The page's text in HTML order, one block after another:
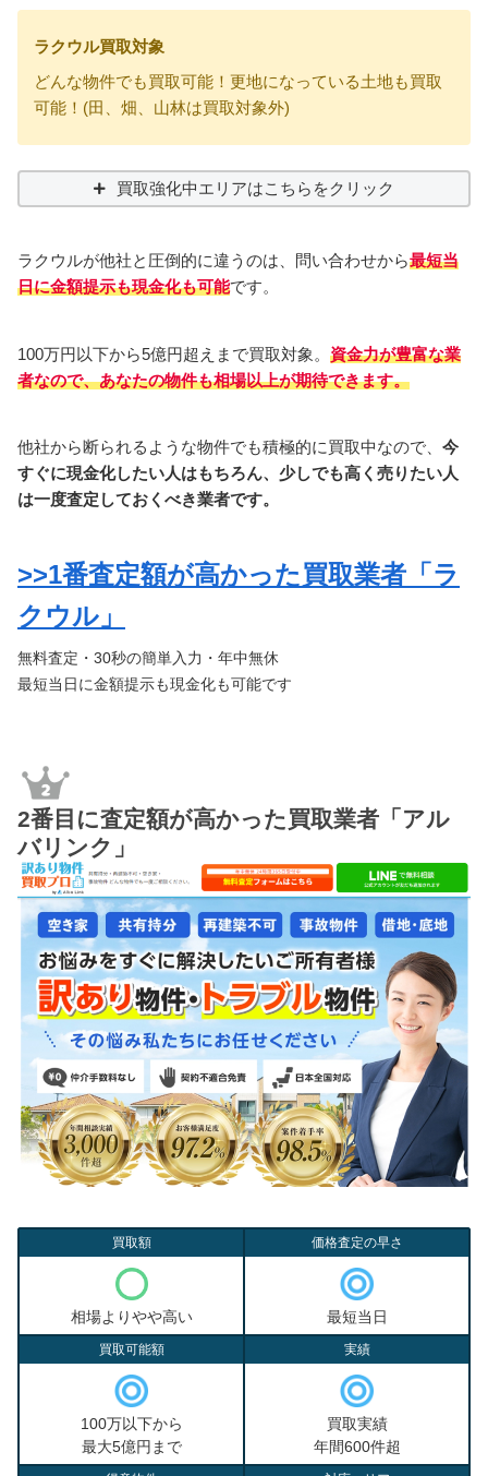
ラクウル買取対象
どんな物件でも買取可能！更地になっている土地も買取
可能！(田、畑、山林は買取対象外)
買取強化中エリアはこちらをクリック
ラクウルが他社と圧倒的に違うのは、問い合わせから最短当
日に金額提示も現金化も可能です。
100万円以下から5億円超えまで買取対象。 資金力が豊富な業
者なので、あなたの物件も相場以上が期待できます。
他社から断られるような物件でも積極的に買取中なので、 今
すぐに現金化したい人はもちろん、少しでも高く売りたい人
は一度査定しておくべき業者です。
>>1番査定額が高かった買取業者「ラ
クウル」
無料査定・30秒の簡単入力・年中無休
最短当日に金額提示も現金化も可能です
2番目に査定額が高かった買取業者「アル
バリンク」
買取額
相場よりやや高い
価格査定の早さ
最短当日
買取可能額
100万以下から
最大5億円まで
実績
買取実績
年間600件超